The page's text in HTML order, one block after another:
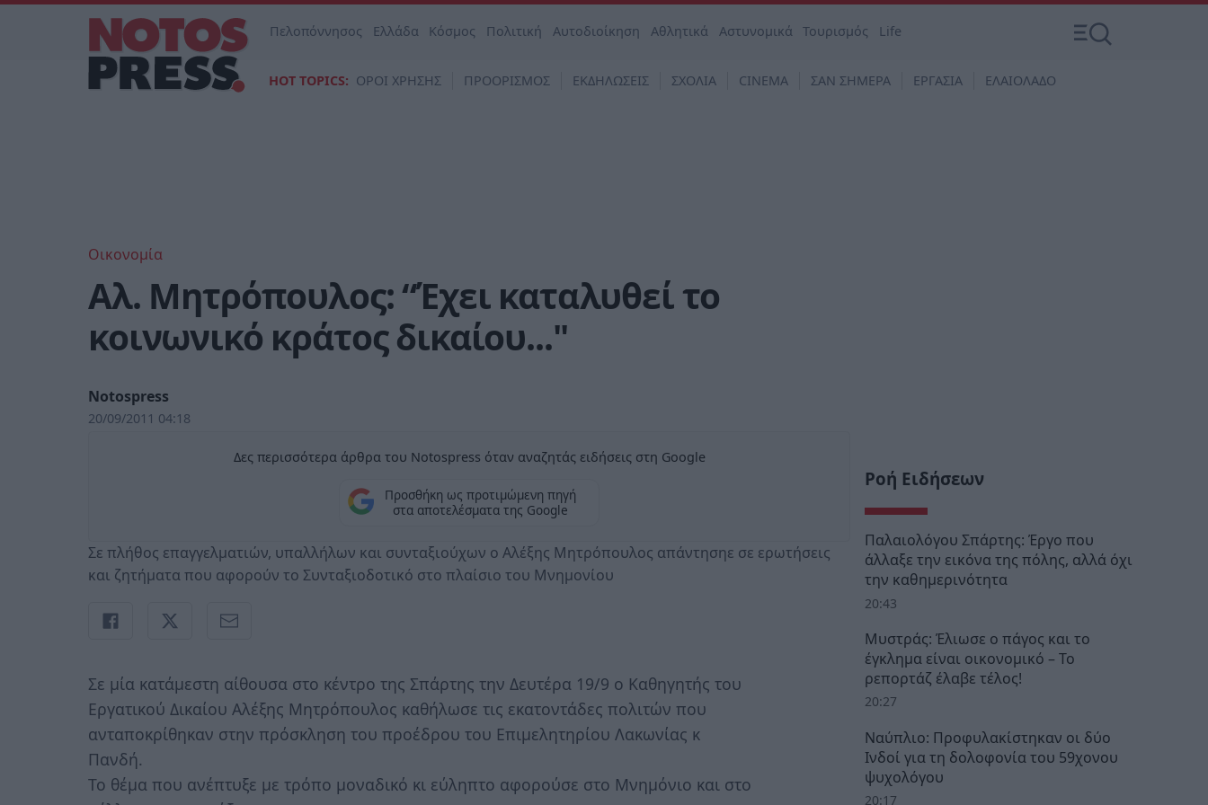
Πελοπόννησος Ελλάδα Κόσμος Πολιτική Αυτοδιοίκηση Αθλητικά Αστυνομικά Τουρισμός Life
HOT TOPICS: ΟΡΟΙ ΧΡΗΣΗΣ ΠΡΟΟΡΙΣΜΟΣ ΕΚΔΗΛΩΣΕΙΣ ΣΧΟΛΙΑ CINEMA ΣΑΝ ΣΗΜΕΡΑ ΕΡΓΑΣΙΑ ΕΛΑΙΟΛΑΔΟ
Οικονομία
Αλ. Μητρόπουλος: “Έχει καταλυθεί το
κοινωνικό κράτος δικαίου..."
Notospress
20/09/2011 04:18
Δες περισσότερα άρθρα του Notospress όταν αναζητάς ειδήσεις στη Google
Προσθήκη ως προτιμώμενη πηγή
στα αποτελέσματα της Google
Σε πλήθος επαγγελματιών, υπαλλήλων και συνταξιούχων ο Αλέξης Μητρόπουλος απάντησηε σε ερωτήσεις
και ζητήματα που αφορούν το Συνταξιοδοτικό στο πλαίσιο του Μνημονίου
Σε μία κατάμεστη αίθουσα στο κέντρο της Σπάρτης την Δευτέρα 19/9 ο Καθηγητής του
Εργατικού Δικαίου Αλέξης Μητρόπουλος καθήλωσε τις εκατοντάδες πολιτών που
ανταποκρίθηκαν στην πρόσκληση του προέδρου του Επιμελητηρίου Λακωνίας κ
Πανδή.
Το θέμα που ανέπτυξε με τρόπο μοναδικό κι εύληπτο αφορούσε στο Μνημόνιο και στο
Ροή Ειδήσεων
Παλαιολόγου Σπάρτης: Έργο που
άλλαξε την εικόνα της πόλης, αλλά όχι
την καθημερινότητα
20:43
Μυστράς: Έλιωσε ο πάγος και το
έγκλημα είναι οικονομικό – Το
ρεπορτάζ έλαβε τέλος!
20:27
Ναύπλιο: Προφυλακίστηκαν οι δύο
Ινδοί για τη δολοφονία του 59χονου
ψυχολόγου
20:17